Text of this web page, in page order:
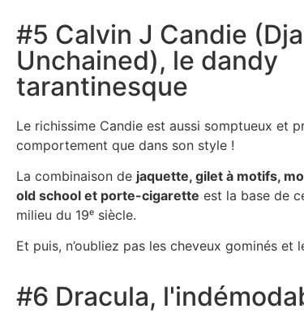
#5 Calvin J Candie
Unchained), le dandy
tarantinesque
Le richissime Candie est aussi somptueux et
comportement que dans son style !
La combinaison de jaquette, gilet à motifs,
old school et porte-cigarette est la base de
milieu du 19ᵉ siècle.
Et puis, n’oubliez pas les cheveux gominés et
#6 Dracula,